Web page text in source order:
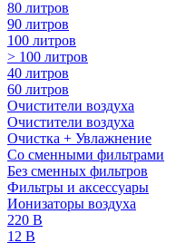
80 литров
90 литров
100 литров
> 100 литров
40 литров
60 литров
Очистители воздуха
Очистители воздуха
Очистка + Увлажнение
Cо сменными фильтрами
Без сменных фильтров
Фильтры и аксессуары
Ионизаторы воздуха
220 В
12 В